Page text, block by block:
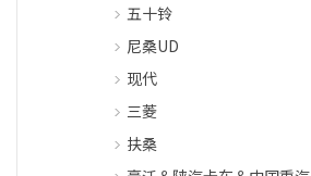
五十铃
尼桑UD
现代
三菱
扶桑